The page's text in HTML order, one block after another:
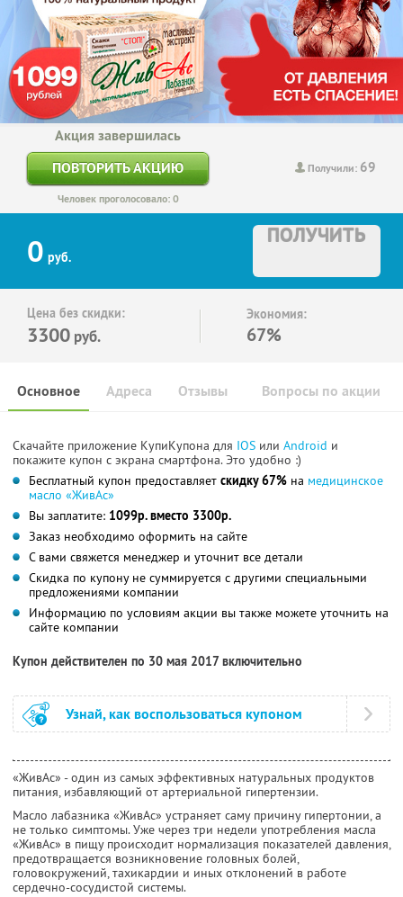
Получили: 69
Акция завершилась
ПОВТОРИТЬ АКЦИЮ
Человек проголосовало: 0
0 руб.
ПОЛУЧИТЬ
Цена без скидки:
3300 руб.
Экономия:
67%
Основное Отзывы Вопросы по акции
Адреса
Скачайте приложение КупиКупона для IOS или Android и
покажите купон с экрана смартфона. Это удобно :)
Бесплатный купон предоставляет скидку 67% на медицинское
масло «ЖивАс»
Вы заплатите: 1099р. вместо 3300р.
Заказ необходимо оформить на сайте
С вами свяжется менеджер и уточнит все детали
Скидка по купону не суммируется с другими специальными
предложениями компании
Информацию по условиям акции вы также можете уточнить на
сайте компании
Купон действителен по 30 мая 2017 включительно
Узнай, как воспользоваться купоном
«ЖивАс» - один из самых эффективных натуральных продуктов
питания, избавляющий от артериальной гипертензии.
Масло лабазника «ЖивАс» устраняет саму причину гипертонии, а
не только симптомы. Уже через три недели употребления масла
«ЖивАс» в пищу происходит нормализация показателей давления,
предотвращается возникновение головных болей,
головокружений, тахикардии и иных отклонений в работе
сердечно-сосудистой системы.